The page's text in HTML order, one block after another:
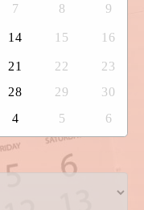
7 8 9
14 15 16
21 22
23
28 29
30
4 5 6